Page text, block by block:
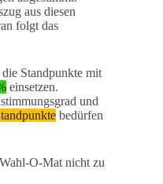
aus diesen
folgt das
Standpunkte mit
einsetzen.
und
bedürfen
O-Mat nicht zu